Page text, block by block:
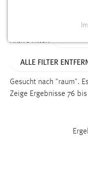
Aktive Filter:
ALLE FILTER
Gesucht nach "raum".
Zeige Ergebnisse 76
Funktionen und
Einverständnis
cookie_consent
Dieser Cookie